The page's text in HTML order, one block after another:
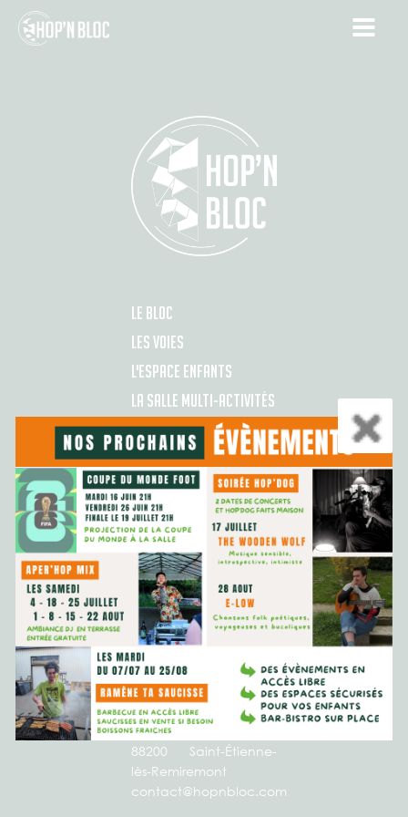
LE BLOC
LES VOIES
L'ESPACE ENFANTS
LA SALLE MULTI-ACTIVITÉS
LE BAR-BISTRO
TARIFS
CONTACT & ACCÈS
L'ÉQUIPE
BOUTIQUE/RESERVATIONS
CONTACT
HOP’N BLOC
16 Rue du Vélodrome,
88200 Saint-Étienne-
lès-Remiremont
contact@hopnbloc.com